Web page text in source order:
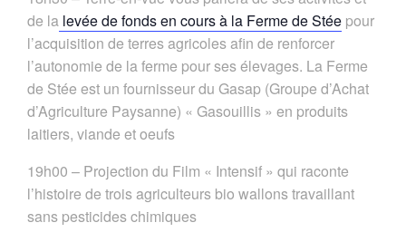
de la levée de fonds en cours à la Ferme de Stée pour
l’acquisition de terres agricoles afin de renforcer
l’autonomie de la ferme pour ses élevages. La Ferme
de Stée est un fournisseur du Gasap (Groupe d’Achat
d’Agriculture Paysanne) « Gasouillis » en produits
laitiers, viande et oeufs
19h00 – Projection du Film « Intensif » qui raconte
l’histoire de trois agriculteurs bio wallons travaillant
sans pesticides chimiques